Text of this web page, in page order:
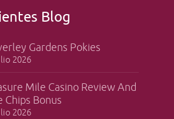
Blog
Gardens Pokies
2026
Mile Casino Review And
Chips Bonus
2026